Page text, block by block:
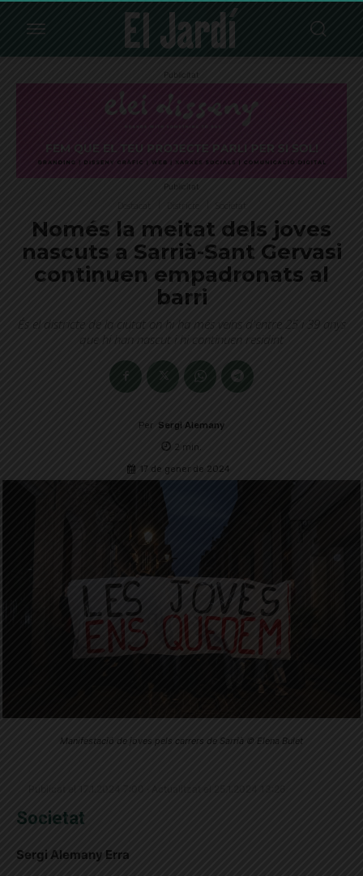
Publicitat
Publicitat
Només la meitat dels joves
nascuts a Sarrià-Sant Gervasi
continuen empadronats al
barri
És el districte de la ciutat on hi ha més veïns d'entre 25 i 39 anys
que hi han nascut i hi continuen residint
Per Sergi Alemany
2 min.
17 de gener de 2024
Manifestació de joves pels carrers de Sarrià © Elena Bulet
Societat
Sergi Alemany Erra